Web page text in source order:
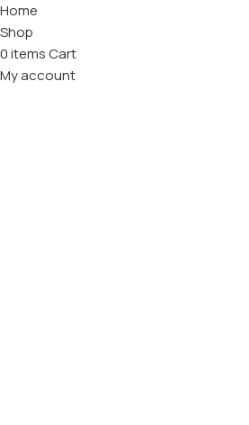
Home
Shop
0itemsCart
My account